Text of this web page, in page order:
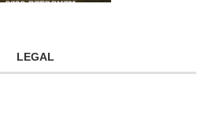
LEGAL